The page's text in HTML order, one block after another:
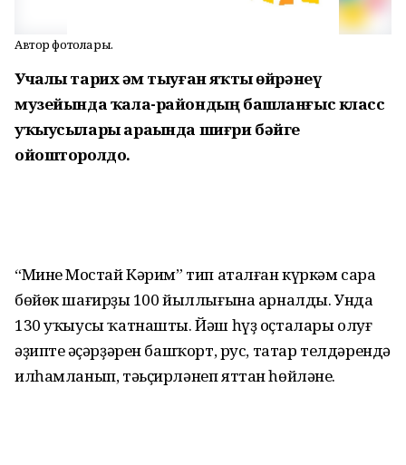
Автор фотолары.
Учалы тарих һәм тыуған яҡты өйрәнеү
музейында ҡала-райондың башланғыс класс
уҡыусылары араһында шиғри бәйге
ойошторолдо.
“Минең Мостай Кәрим” тип аталған күркәм сара
бөйөк шағирҙың 100 йыллығына арналды. Унда
130 уҡыусы ҡатнашты. Йәш һүҙ оҫталары олуғ
әҙиптең әҫәрҙәрен башҡорт, рус, татар телдәрендә
илһамланып, тәьҫирләнеп яттан һөйләне.